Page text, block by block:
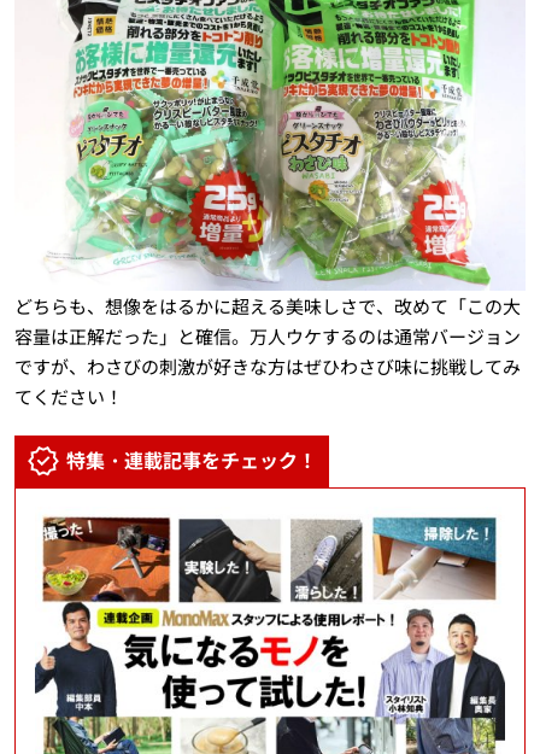
どちらも、想像をはるかに超える美味しさで、改めて「この大
容量は正解だった」と確信。万人ウケするのは通常バージョン
ですが、わさびの刺激が好きな方はぜひわさび味に挑戦してみ
てください！
特集・連載記事をチェック！